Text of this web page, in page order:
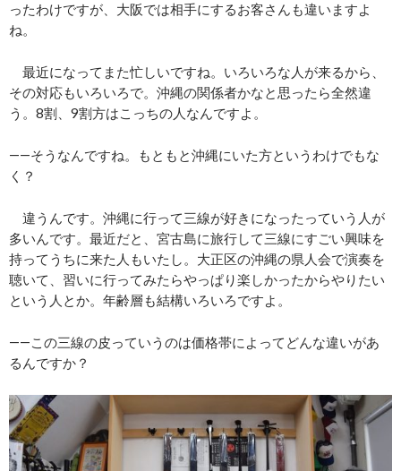
ったわけですが、大阪では相手にするお客さんも違いますよ
ね。
最近になってまた忙しいですね。いろいろな人が来るから、
その対応もいろいろで。沖縄の関係者かなと思ったら全然違
う。8割、9割方はこっちの人なんですよ。
――そうなんですね。もともと沖縄にいた方というわけでもな
く？
違うんです。沖縄に行って三線が好きになったっていう人が
多いんです。最近だと、宮古島に旅行して三線にすごい興味を
持ってうちに来た人もいたし。大正区の沖縄の県人会で演奏を
聴いて、習いに行ってみたらやっぱり楽しかったからやりたい
という人とか。年齢層も結構いろいろですよ。
――この三線の皮っていうのは価格帯によってどんな違いがあ
るんですか？